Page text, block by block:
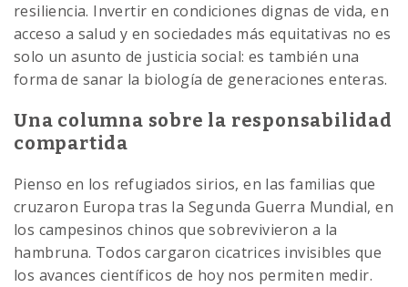
resiliencia. Invertir en condiciones dignas de vida, en
acceso a salud y en sociedades más equitativas no es
solo un asunto de justicia social: es también una
forma de sanar la biología de generaciones enteras.
Una columna sobre la responsabilidad
compartida
Pienso en los refugiados sirios, en las familias que
cruzaron Europa tras la Segunda Guerra Mundial, en
los campesinos chinos que sobrevivieron a la
hambruna. Todos cargaron cicatrices invisibles que
los avances científicos de hoy nos permiten medir.